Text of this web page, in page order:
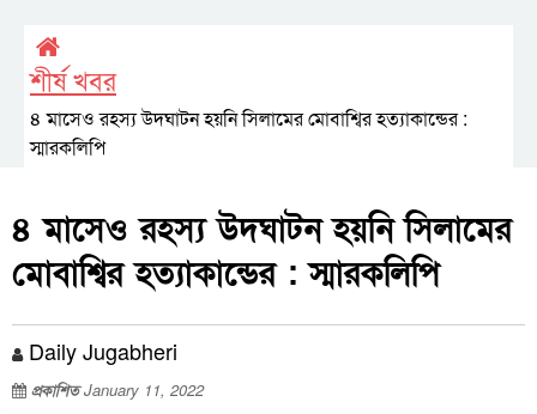
শীর্ষ খবর
৪ মাসেও রহস্য উদঘাটন হয়নি সিলামের মোবাশ্বির হত্যাকান্ডের :
স্মারকলিপি
৪ মাসেও রহস্য উদঘাটন হয়নি সিলামের
মোবাশ্বির হত্যাকান্ডের : স্মারকলিপি
Daily Jugabheri
প্রকাশিতJanuary 11, 2022